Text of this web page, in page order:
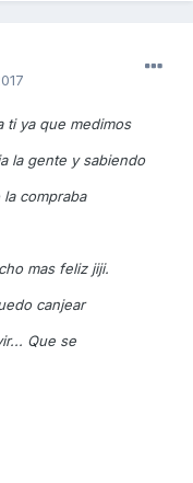
ti ya que medimos
la gente y sabiendo
compraba
mas feliz jiji.
canjear
Que se